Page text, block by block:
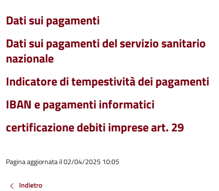
Dati sui pagamenti
Dati sui pagamenti del servizio sanitario
nazionale
Indicatore di tempestività dei pagamenti
IBAN e pagamenti informatici
certificazione debiti imprese art. 29
Pagina aggiornata il 02/04/2025 10:05
Indietro